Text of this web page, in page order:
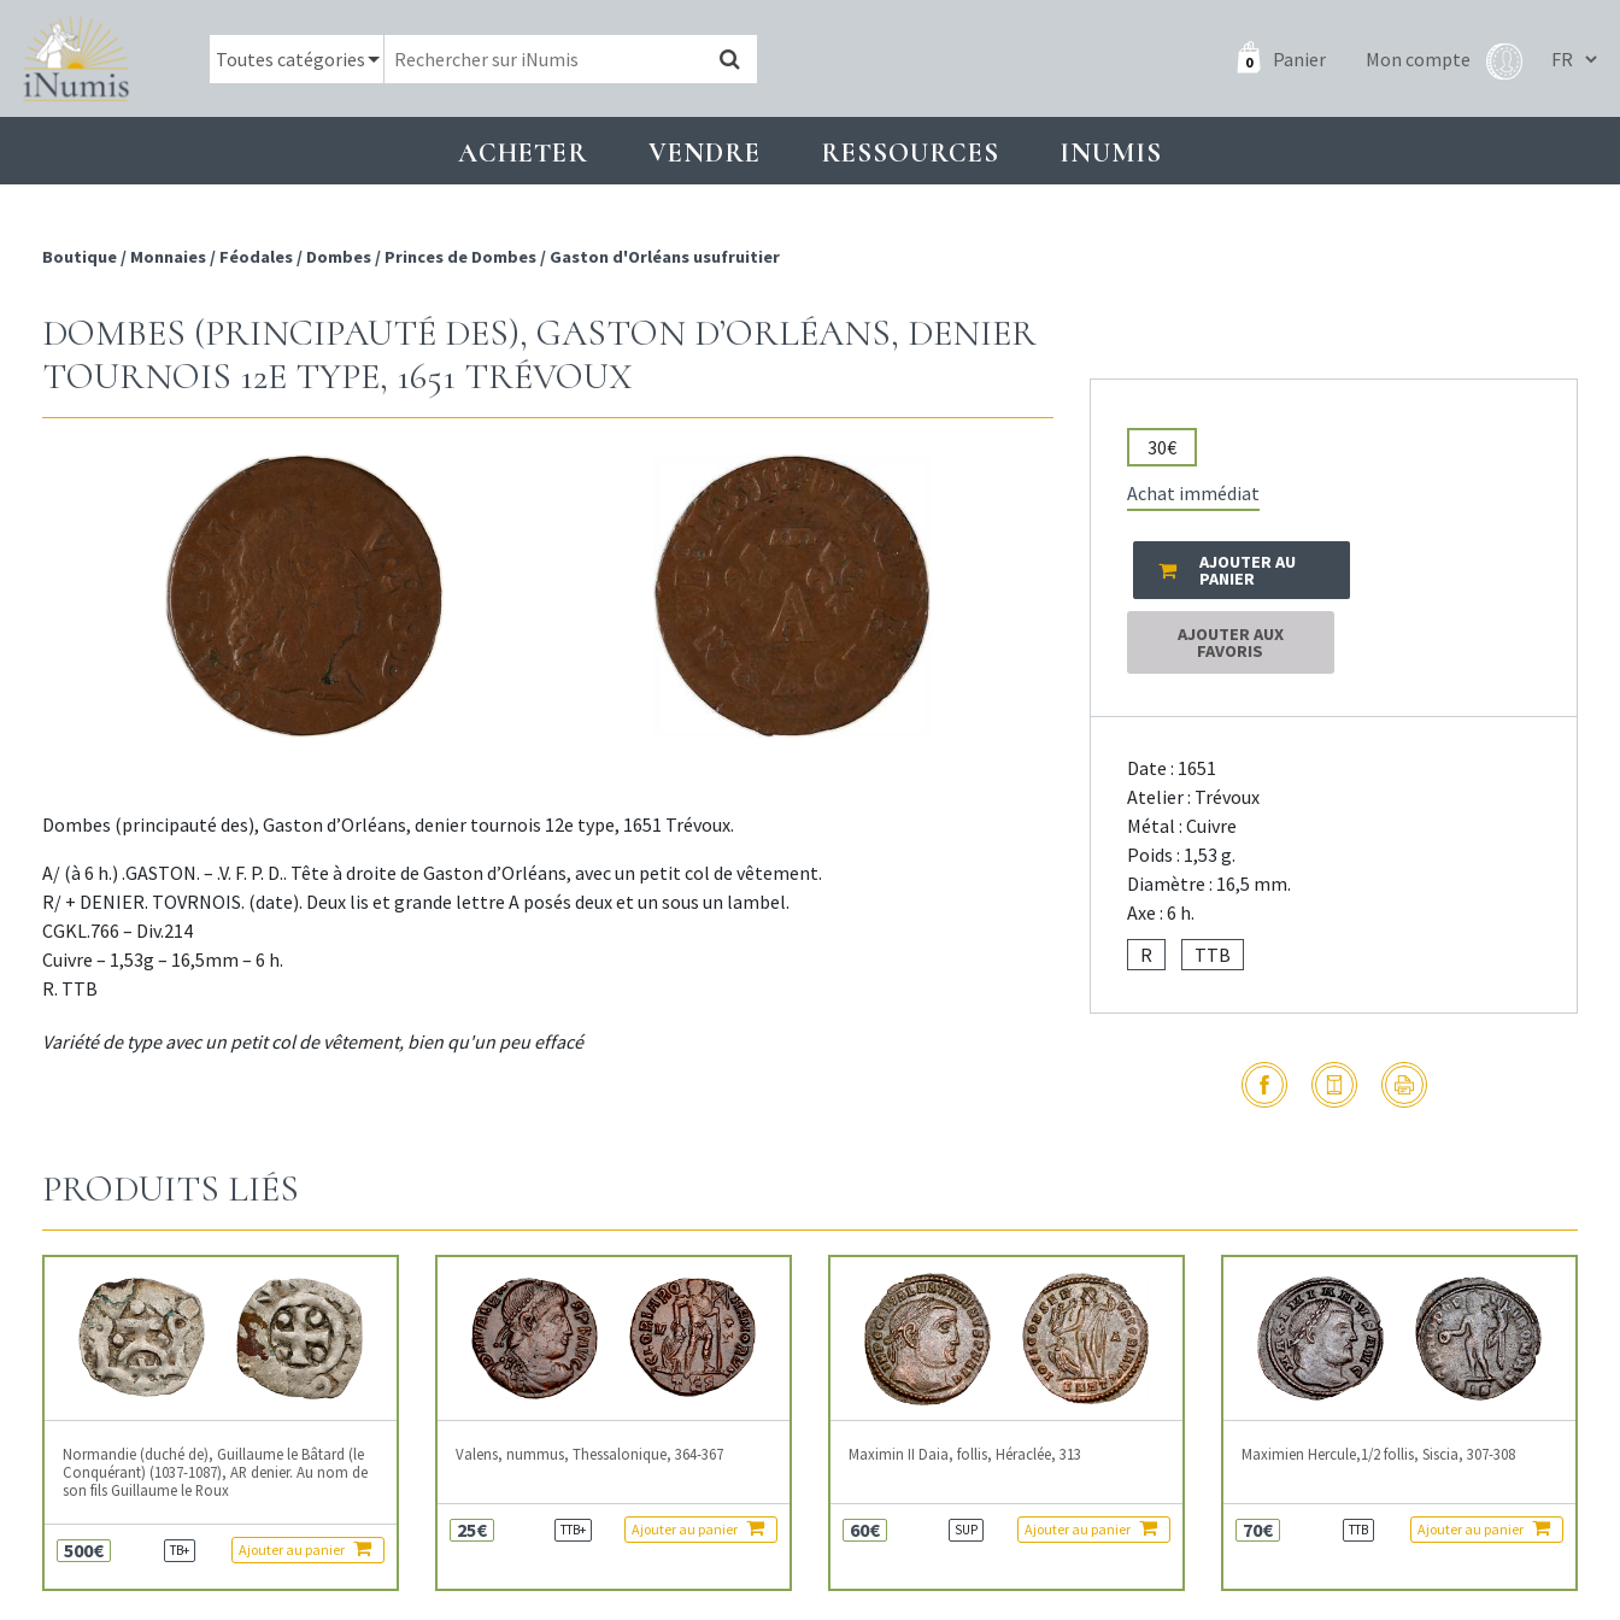
0 Panier Mon compte
ACHETER VENDRE RESSOURCES INUMIS
Boutique / Monnaies / Féodales / Dombes / Princes de Dombes / Gaston d'Orléans usufruitier
DOMBES (PRINCIPAUTÉ DES), GASTON D’ORLÉANS, DENIER
TOURNOIS 12E TYPE, 1651 TRÉVOUX
Dombes (principauté des), Gaston d’Orléans, denier tournois 12e type, 1651 Trévoux.
A/ (à 6 h.) .GASTON. – .V. F. P. D.. Tête à droite de Gaston d’Orléans, avec un petit col de vêtement.
R/ + DENIER. TOVRNOIS. (date). Deux lis et grande lettre A posés deux et un sous un lambel.
CGKL.766 – Div.214
Cuivre – 1,53g – 16,5mm – 6 h.
R. TTB
Variété de type avec un petit col de vêtement, bien qu'un peu effacé
30€
Achat immédiat
AJOUTER AU
PANIER
AJOUTER AUX
FAVORIS
Date : 1651
Atelier : Trévoux
Métal : Cuivre
Poids : 1,53 g.
Diamètre : 16,5 mm.
Axe : 6 h.
R
TTB
PRODUITS LIÉS
Normandie (duché de), Guillaume le Bâtard (le
Conquérant) (1037-1087), AR denier. Au nom de
son fils Guillaume le Roux
500€ TB+ Ajouter au panier
Valens, nummus, Thessalonique, 364-367
25€ TTB+ Ajouter au panier
Maximin II Daia, follis, Héraclée, 313
60€ SUP Ajouter au panier
Maximien Hercule,1/2 follis, Siscia, 307-308
70€ TTB Ajouter au panier